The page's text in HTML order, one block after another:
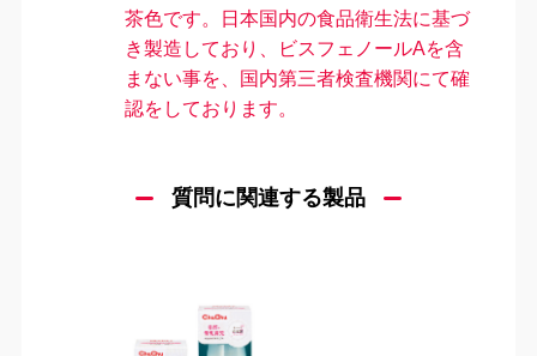
＼ 最新情報はこちら
茶色です。日本国内の食品衛生法に基づ
き製造しており、ビスフェノールAを含
まない事を、国内第三者検査機関にて確
認をしております。
質問に関連する製品